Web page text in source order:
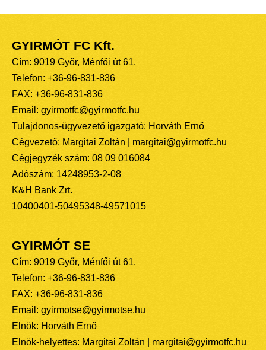
GYIRMÓT FC Kft.
Cím: 9019 Győr, Ménfői út 61.
Telefon: +36-96-831-836
FAX: +36-96-831-836
Email: gyirmotfc@gyirmotfc.hu
Tulajdonos-ügyvezető igazgató: Horváth Ernő
Cégvezető: Margitai Zoltán | margitai@gyirmotfc.hu
Cégjegyzék szám: 08 09 016084
Adószám: 14248953-2-08
K&H Bank Zrt.
10400401-50495348-49571015
GYIRMÓT SE
Cím: 9019 Győr, Ménfői út 61.
Telefon: +36-96-831-836
FAX: +36-96-831-836
Email: gyirmotse@gyirmotse.hu
Elnök: Horváth Ernő
Elnök-helyettes: Margitai Zoltán | margitai@gyirmotfc.hu